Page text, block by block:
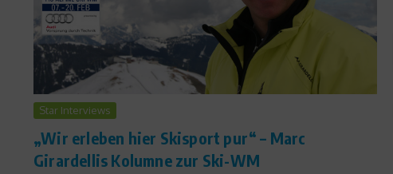
Star Interviews
„Wir erleben hier Skisport pur“ – Marc
Girardellis Kolumne zur Ski-WM